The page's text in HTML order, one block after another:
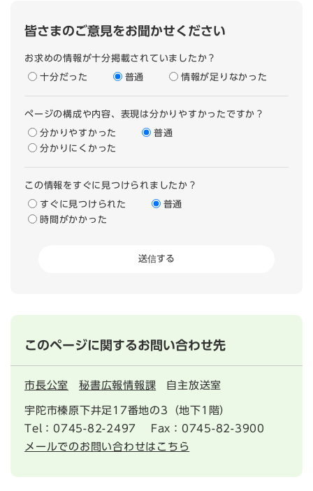
皆さまのご意見をお聞かせください
お求めの情報が十分掲載されていましたか？
十分だった 普通 情報が足りなかった
ページの構成や内容、表現は分かりやすかったですか？
分かりやすかった
普通
分かりにくかった
この情報をすぐに見つけられましたか？
すぐに見つけられた
普通
時間がかかった
このページに関するお問い合わせ先
市長公室 秘書広報情報課 自主放送室
宇陀市榛原下井足17番地の3（地下1階）
Tel：0745-82-2497
Fax：0745-82-3900
メールでのお問い合わせはこちら